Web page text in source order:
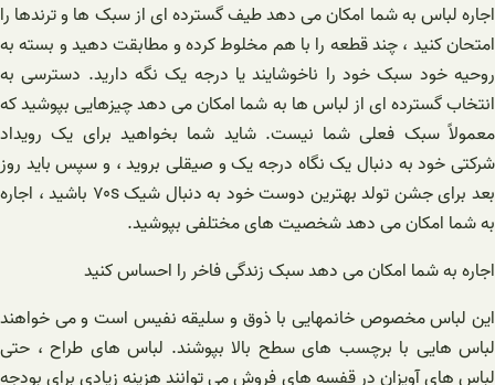
اجاره لباس به شما امکان می دهد طیف گسترده ای از سبک ها و ترندها را
امتحان کنید ، چند قطعه را با هم مخلوط کرده و مطابقت دهید و بسته به
روحیه خود سبک خود را ناخوشایند یا درجه یک نگه دارید. دسترسی به
انتخاب گسترده ای از لباس ها به شما امکان می دهد چیزهایی بپوشید که
معمولاً سبک فعلی شما نیست. شاید شما بخواهید برای یک رویداد
شرکتی خود به دنبال یک نگاه درجه یک و صیقلی بروید ، و سپس باید روز
بعد برای جشن تولد بهترین دوست خود به دنبال شیک ۷۰s باشید ، اجاره
به شما امکان می دهد شخصیت های مختلفی بپوشید.
اجاره به شما امکان می دهد سبک زندگی فاخر را احساس کنید
این لباس مخصوص خانمهایی با ذوق و سلیقه نفیس است و می خواهند
لباس هایی با برچسب های سطح بالا بپوشند. لباس های طراح ، حتی
لباس های آویزان در قفسه های فروش می توانند هزینه زیادی برای بودجه